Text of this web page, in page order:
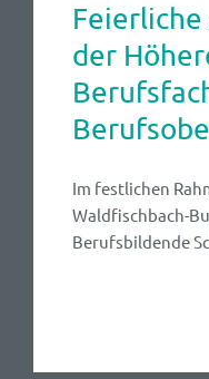
der
Im festlichen
Waldfischbach-
Berufsbildende